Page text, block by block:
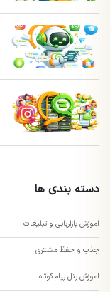
دسته بندی ها
اموزش بازاریابی و تبلیغات
جذب و حفظ مشتری
اموزش پنل پیام کوتاه